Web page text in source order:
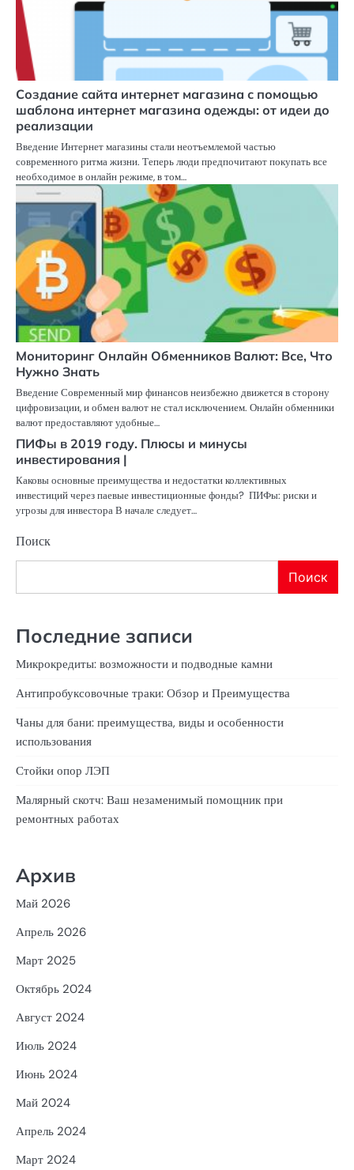
Создание сайта интернет магазина с помощью
шаблона интернет магазина одежды: от идеи до
реализации
Введение Интернет магазины стали неотъемлемой частью
современного ритма жизни. Теперь люди предпочитают покупать все
необходимое в онлайн режиме, в том…
Мониторинг Онлайн Обменников Валют: Все, Что
Нужно Знать
Введение Современный мир финансов неизбежно движется в сторону
цифровизации, и обмен валют не стал исключением. Онлайн обменники
валют предоставляют удобные…
ПИФы в 2019 году. Плюсы и минусы
инвестирования |
Каковы основные преимущества и недостатки коллективных
инвестиций через паевые инвестиционные фонды? ПИФы: риски и
угрозы для инвестора В начале следует…
Поиск
Поиск
Последние записи
Микрокредиты: возможности и подводные камни
Антипробуксовочные траки: Обзор и Преимущества
Чаны для бани: преимущества, виды и особенности
использования
Стойки опор ЛЭП
Малярный скотч: Ваш незаменимый помощник при
ремонтных работах
Архив
Май 2026
Апрель 2026
Март 2025
Октябрь 2024
Август 2024
Июль 2024
Июнь 2024
Май 2024
Апрель 2024
Март 2024